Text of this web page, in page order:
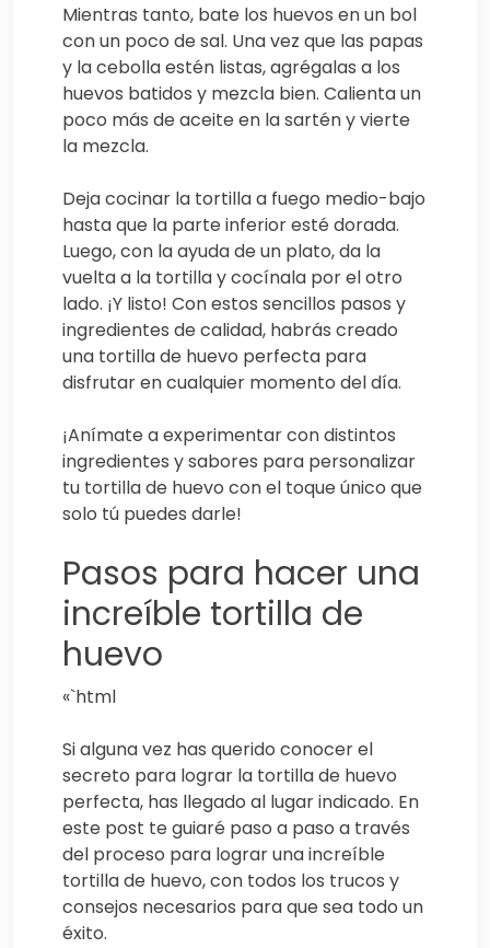
Mientras tanto, bate los huevos en un bol
con un poco de sal. Una vez que las papas
y la cebolla estén listas, agrégalas a los
huevos batidos y mezcla bien. Calienta un
poco más de aceite en la sartén y vierte
la mezcla.
Deja cocinar la tortilla a fuego medio-bajo
hasta que la parte inferior esté dorada.
Luego, con la ayuda de un plato, da la
vuelta a la tortilla y cocínala por el otro
lado. ¡Y listo! Con estos sencillos pasos y
ingredientes de calidad, habrás creado
una tortilla de huevo perfecta para
disfrutar en cualquier momento del día.
¡Anímate a experimentar con distintos
ingredientes y sabores para personalizar
tu tortilla de huevo con el toque único que
solo tú puedes darle!
Pasos para hacer una
increíble tortilla de
huevo
«`html
Si alguna vez has querido conocer el
secreto para lograr la tortilla de huevo
perfecta, has llegado al lugar indicado. En
este post te guiaré paso a paso a través
del proceso para lograr una increíble
tortilla de huevo, con todos los trucos y
consejos necesarios para que sea todo un
éxito.